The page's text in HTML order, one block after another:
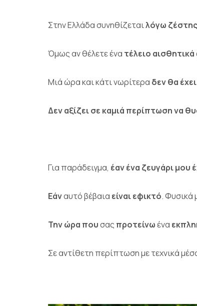
Στην Ελλάδα συνηθίζεταιλόγω
Όμως αν θέλετε ένα τέλειο
Μιά ώρα και κάτι νωρίτερα δεν θα
Δεν αξίζει σε καμιά περίπτωση να
Για παράδειγμα, έαν ένα ζευγάρι μου
Εάναυτό βέβαια είναι εφικτό. Φυσικά
Την ώρα πουσας προτείνωένα
Σε αντίθετη περίπτωση με τεχνικά